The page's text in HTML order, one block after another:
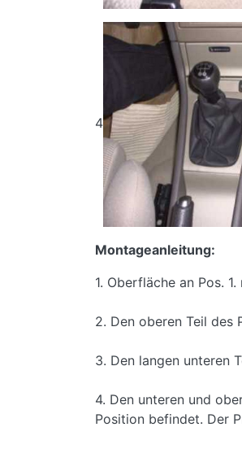
4
Montageanleitung:
1. Oberfläche an Pos.
2. Den oberen Teil des
3. Den langen unteren
4. Den unteren und
Position befindet. Der